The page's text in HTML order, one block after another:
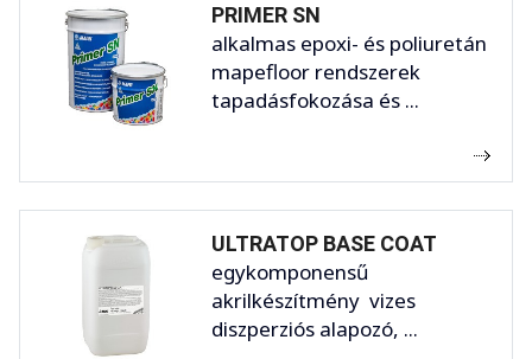
PRIMER SN
alkalmas epoxi- és poliuretán
mapefloor rendszerek
tapadásfokozása és ...
ULTRATOP BASE COAT
egykomponensű
akrilkészítmény vizes
diszperziós alapozó, ...